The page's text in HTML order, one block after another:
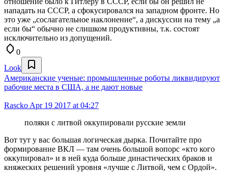
нападать на СССР, а сфокусировался на западном фронте. Но
это уже „сослагательное наклонение“, а дискуссии на тему „а
если бы“ обычно не слишком продуктивны, т.к. состоят
исключительно из допущений.
0
Look
Американские ученые: промышленные роботы ликвидируют
рабочие места в США, а не дают новые
Rascko Apr 19 2017 at 04:27
поляки с литвой оккупировали русские земли
Вот тут у вас большая логическая дырка. Почитайте про
формирование ВКЛ — там очень большой вопорс «кто кого
оккупировал» и в ней куда больше династических браков и
княжеских решений уровня «лучше с Литвой, чем с Ордой».